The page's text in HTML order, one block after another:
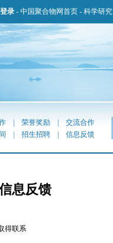
登录 - 中国聚合物网首页 - 科学研究
荣誉奖励 交流合作
招生招聘 信息反馈
息反馈
得联系